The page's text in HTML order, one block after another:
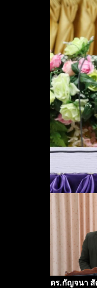
ดร.กัญจนา สั